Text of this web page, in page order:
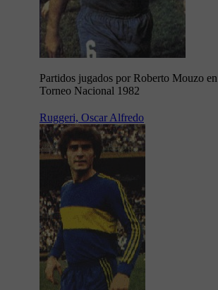
Partidos jugados por Roberto Mouzo en
Torneo Nacional 1982
Ruggeri, Oscar Alfredo